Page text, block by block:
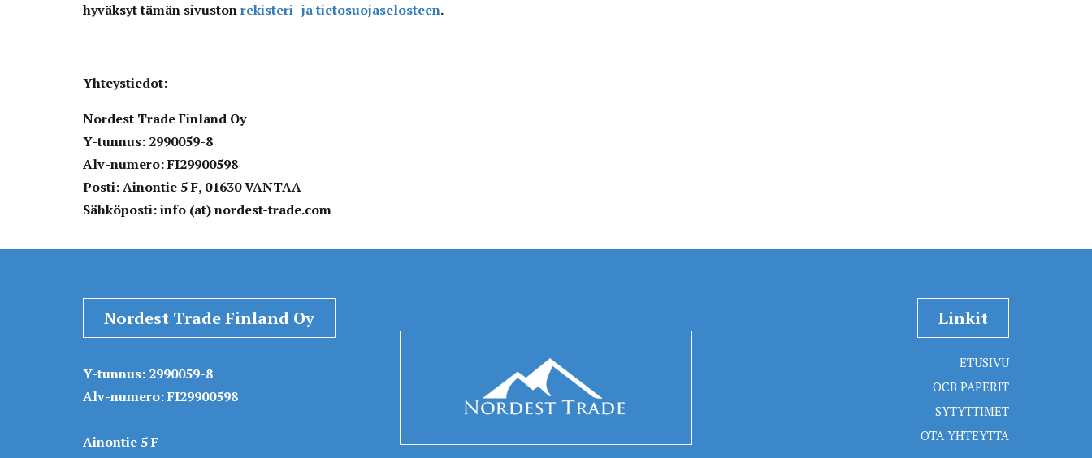
hyväksyt tämän sivustonrekisteri- ja tietosuojaselosteen.
Yhteystiedot:
Nordest Trade Finland Oy
Y-tunnus: 2990059-8
Alv-numero: FI29900598
Posti: Ainontie 5 F, 01630 VANTAA
Sähköposti: info (at) nordest-trade.com
Nordest Trade Finland Oy
Y-tunnus: 2990059-8
Alv-numero: FI29900598
Ainontie 5 F
Linkit
ETUSIVU
OCB PAPERIT
SYTYTTIMET
OTA YHTEYTTÄ